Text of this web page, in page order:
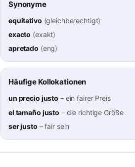
Synonyme
equitativo (gleichberechtigt)
exacto (exakt)
apretado (eng)
Häufige Kollokationen
un precio justo – ein fairer Preis
el tamaño justo – die richtige Größe
ser justo –fair sein